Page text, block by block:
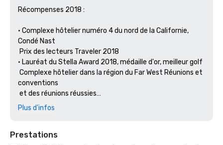
Récompenses 2018 :
• Complexe hôtelier numéro 4 du nord de la Californie,
Condé Nast
Prix des lecteurs Traveler 2018
• Lauréat du Stella Award 2018, médaille d'or, meilleur golf
Complexe hôtelier dans la région du Far West Réunions et
conventions
et des réunions réussies
• Lauréat du Stella Award 2018, médaille d'argent, meilleur
Plus d'infos
Prestations